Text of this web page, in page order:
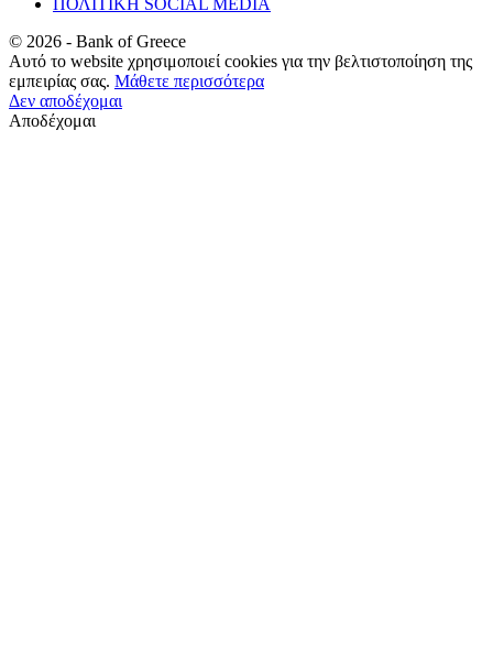
© 2026 - Bank of Greece
Αυτό το website χρησιμοποιεί cookies για την βελτιστοποίηση της
εμπειρίας σας. Μάθετε περισσότερα
Δεν αποδέχομαι
Αποδέχομαι